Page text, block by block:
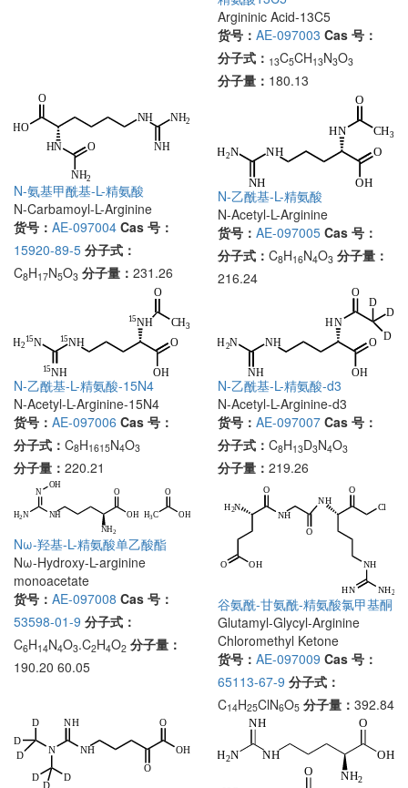
Argininic Acid-13C5
货号： AE-097003 Cas 号：
分子式： 13C5CH13N3O3
分子量： 180.13
N-氨基甲酰基-L-精氨酸
N-Carbamoyl-L-Arginine
货号： AE-097004 Cas 号：
15920-89-5 分子式：
C8H17N5O3 分子量： 231.26
N-乙酰基-L-精氨酸
N-Acetyl-L-Arginine
货号： AE-097005 Cas 号：
分子式： C8H16N4O3 分子量：
216.24
N-乙酰基-L-精氨酸-15N4
N-Acetyl-L-Arginine-15N4
货号： AE-097006 Cas 号：
分子式： C8H1615N4O3
分子量： 220.21
N-乙酰基-L-精氨酸-d3
N-Acetyl-L-Arginine-d3
货号： AE-097007 Cas 号：
分子式： C8H13D3N4O3
分子量： 219.26
Nω-羟基-L-精氨酸单乙酸酯
Nω-Hydroxy-L-arginine
monoacetate
货号： AE-097008 Cas 号：
53598-01-9 分子式：
C6H14N4O3.C2H4O2 分子量：
190.20 60.05
谷氨酰-甘氨酰-精氨酸氯甲基酮
Glutamyl-Glycyl-Arginine
Chloromethyl Ketone
货号： AE-097009 Cas 号：
65113-67-9 分子式：
C14H25ClN6O5 分子量： 392.84